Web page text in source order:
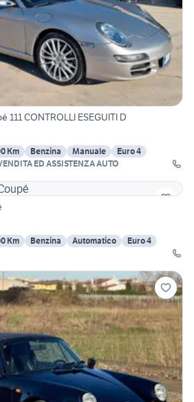
111 CONTROLLI ESEGUITI D
Km Benzina Manuale
Euro 4
ED ASSISTENZA AUTO
Km Benzina Automatico
Euro 4